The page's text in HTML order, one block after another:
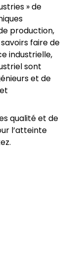
» de
production,
faire de
industrielle,
sont
et de
qualité et de
l’atteinte